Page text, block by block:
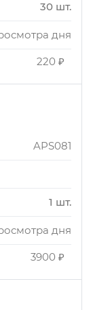
30 шт.
дня
220 ₽
APS081
1 шт.
дня
3900 ₽